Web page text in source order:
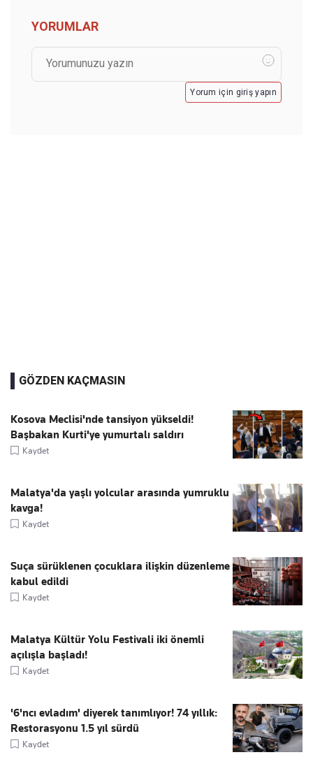
YORUMLAR
Yorum için giriş yapın
GÖZDEN KAÇMASIN
Kosova Meclisi'nde tansiyon yükseldi!
Başbakan Kurti'ye yumurtalı saldırı
Kaydet
Malatya'da yaşlı yolcular arasında yumruklu
kavga!
Kaydet
Suça sürüklenen çocuklara ilişkin düzenleme
kabul edildi
Kaydet
Malatya Kültür Yolu Festivali iki önemli
açılışla başladı!
Kaydet
'6'ncı evladım' diyerek tanımlıyor! 74 yıllık:
Restorasyonu 1.5 yıl sürdü
Kaydet